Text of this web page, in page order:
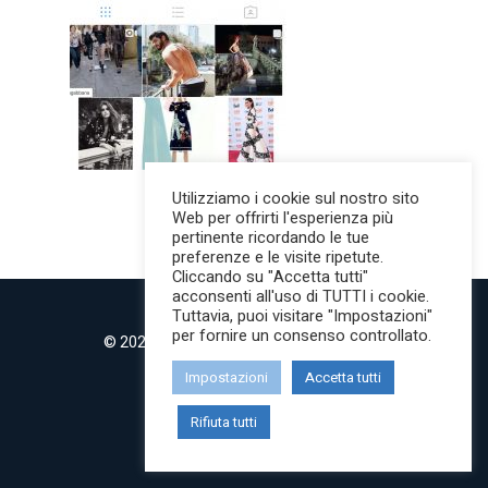
© 2022 MilanoMind | Tutti i diritti riservati.
P.IVA 09853820968
twitter instagram
Utilizziamo i cookie sul nostro sito
Web per offrirti l'esperienza più
pertinente ricordando le tue
preferenze e le visite ripetute.
Cliccando su "Accetta tutti"
acconsenti all'uso di TUTTI i cookie.
Tuttavia, puoi visitare "Impostazioni"
per fornire un consenso controllato.
Impostazioni Accetta tutti
Rifiuta tutti